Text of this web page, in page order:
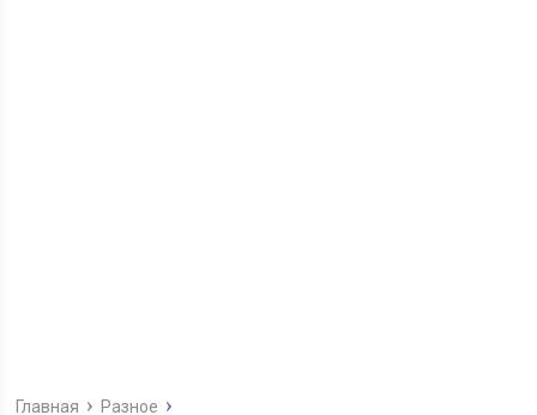
Главная Разное